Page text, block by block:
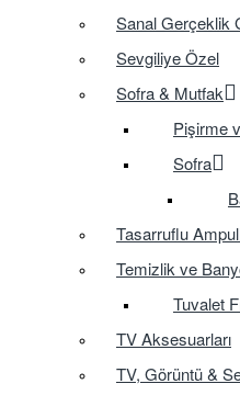
Sanal Gerçeklik
Sevgiliye Özel
Sofra & Mutfak
Pişirme
Sofra
Tasarruflu
Temizlik ve
Tuvalet
TV Aksesuarları
TV, Görüntü &